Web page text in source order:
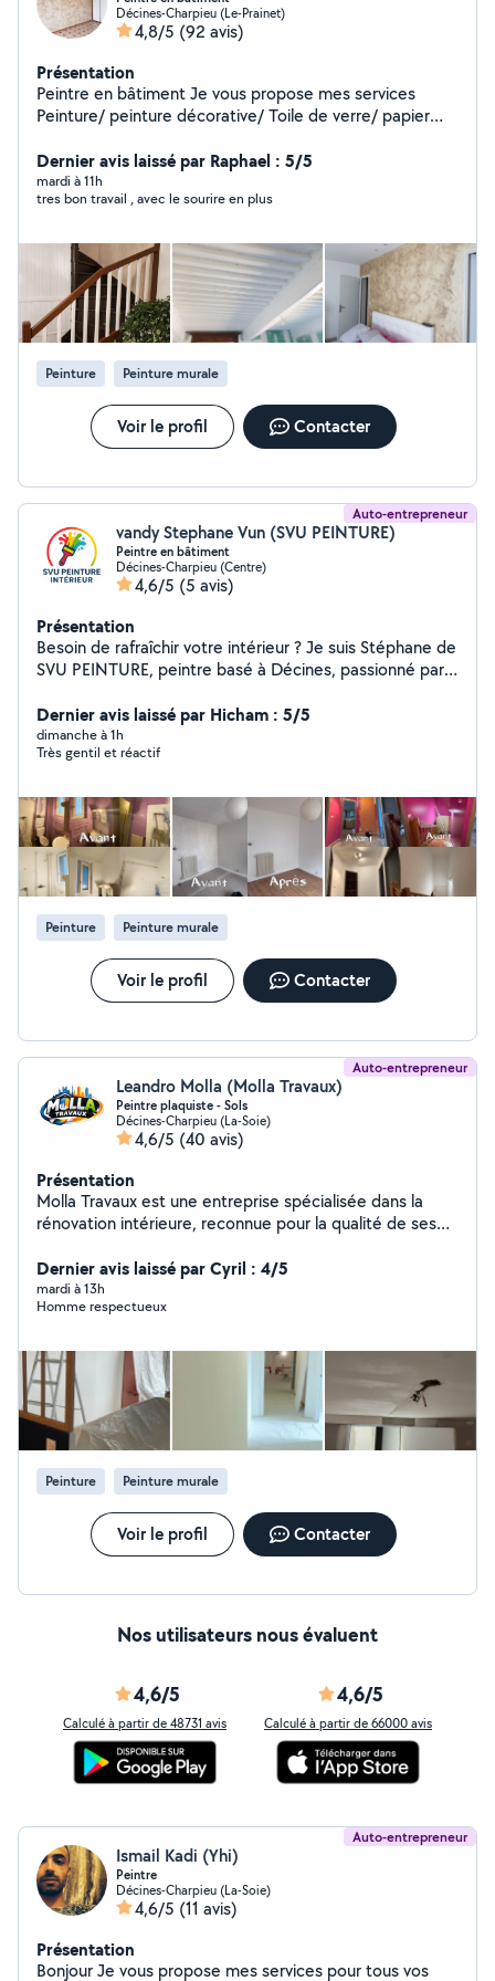
Décines-Charpieu (Le-Prainet)
4,8/5 (92 avis)
Présentation
Peintre en bâtiment Je vous propose mes services
Peinture/ peinture décorative/ Toile de verre/ papier
bricolage/posse tringle à rideaux/ montage de meuble .
Je suis sur Lyon mais je peux me déplacer Autour de
Lyon.
Dernier avis laissé par Raphael : 5/5
mardi à 11h
tres bon travail , avec le sourire en plus
Peinture Peinture murale
Voir le profil Contacter
Auto-entrepreneur
vandy Stephane Vun (SVU PEINTURE)
Peintre en bâtiment
Décines-Charpieu (Centre)
4,6/5 (5 avis)
Présentation
Besoin de rafraîchir votre intérieur ? Je suis Stéphane de
SVU PEINTURE, peintre basé à Décines, passionné par
dégât des eaux et finitions avec un résultat propre,
durable et soigné. Sinistre et assurance Devis gratuit et
rapide Numéro: zerosept 52052021 Vous pouvez
Dernier avis laissé par Hicham : 5/5
dimanche à 1h
Très gentil et réactif
Peinture Peinture murale
Voir le profil Contacter
Auto-entrepreneur
Leandro Molla (Molla Travaux)
Peintre plaquiste - Sols
Décines-Charpieu (La-Soie)
4,6/5 (40 avis)
Présentation
Molla Travaux est une entreprise spécialisée dans la
rénovation intérieure, reconnue pour la qualité de ses
réalisons vos travaux de placo, cloisons, doublages, faux
plafonds, isolation thermique et phonique, bandes à
joint, ratissage, enduits, peinture intérieure, pose de
portes, finitions et bien plus encore. En complément de
notre savoir-faire, nous avons développé notre propre
plateforme numérique équipée d'un assistant IA,
permettant d'obtenir une estimation ou un devis
instantané, gratuit et sans engagement, de suivre
l'avancement de votre projet et d'échanger facilement
avec notre équipe. Une solution moderne qui simplifie
vos travaux, de la demande de devis jusqu'à la
réalisation du chantier, Rendez nous visite sur notre
plateforme web pour en savoir plus !
Dernier avis laissé par Cyril : 4/5
mardi à 13h
Homme respectueux
Peinture Peinture murale
Voir le profil Contacter
Nos utilisateurs nous évaluent
4,6/5
Calculé à partir de 48731 avis
4,6/5
Calculé à partir de 66000 avis
Auto-entrepreneur
Ismail Kadi (Yhi)
Peintre
Décines-Charpieu (La-Soie)
4,6/5 (11 avis)
Présentation
Bonjour Je vous propose mes services pour tous vos